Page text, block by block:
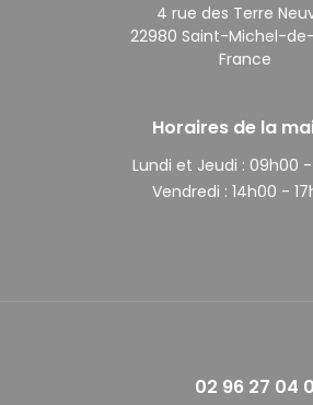
4 rue des Terre
22980 Saint-Michel-
France
Horaires de la
Lundi et Jeudi : 09h00 -
Vendredi : 14h00 -
02 96 27 04